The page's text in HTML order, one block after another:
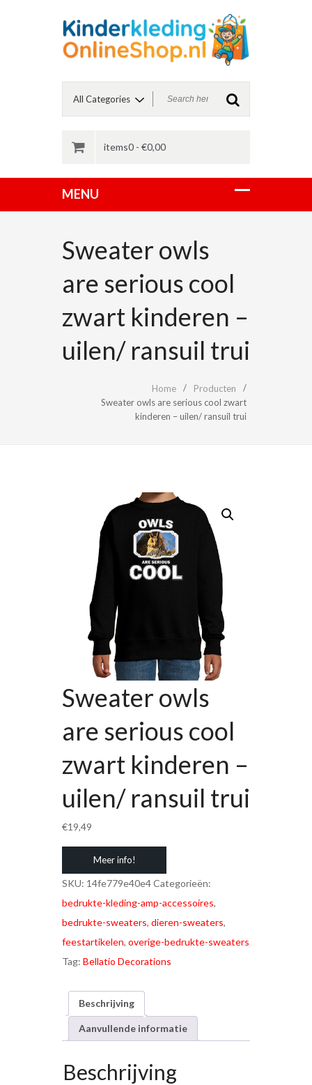
items0 - €0,00
Sweater owls
are serious cool
zwart kinderen –
uilen/ ransuil trui
Home
Producten
Sweater owls are serious cool zwart
kinderen – uilen/ ransuil trui
Sweater owls
are serious cool
zwart kinderen –
uilen/ ransuil trui
€19,49
Meer info!
SKU: 14fe779e40e4Categorieën:
bedrukte-kleding-amp-accessoires,
bedrukte-sweaters, dieren-sweaters,
feestartikelen, overige-bedrukte-sweaters
Tag: Bellatio Decorations
Beschrijving
Aanvullende informatie
Beschrijving